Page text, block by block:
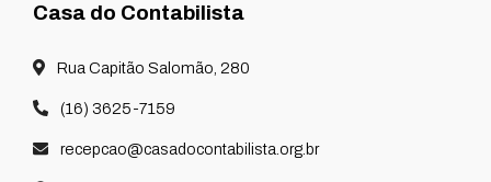
Casa do Contabilista
Rua Capitão Salomão, 280
(16) 3625-7159
recepcao@casadocontabilista.org.br